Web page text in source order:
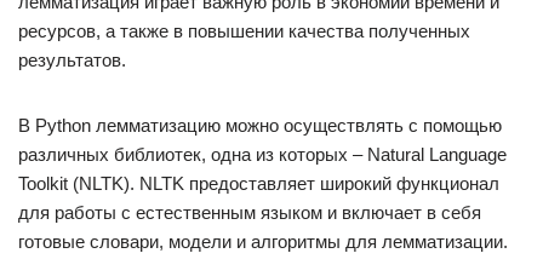
ресурсов, а также в повышении качества полученных
результатов.
В Python лемматизацию можно осуществлять с помощью
различных библиотек, одна из которых – Natural Language
Toolkit (NLTK). NLTK предоставляет широкий функционал
для работы с естественным языком и включает в себя
готовые словари, модели и алгоритмы для лемматизации.